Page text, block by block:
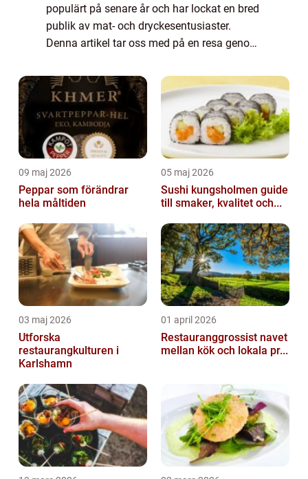
populärt på senare år och har lockat en bred
publik av mat- och dryckesentusiaster.
Denna artikel tar oss med på en resa genom
översikt över olika typer av veg...
09 maj 2026
Peppar som förändrar
hela måltiden
05 maj 2026
Sushi kungsholmen guide
till smaker, kvalitet och...
03 maj 2026
Utforska
restaurangkulturen i
Karlshamn
01 april 2026
Restauranggrossist navet
mellan kök och lokala pr...